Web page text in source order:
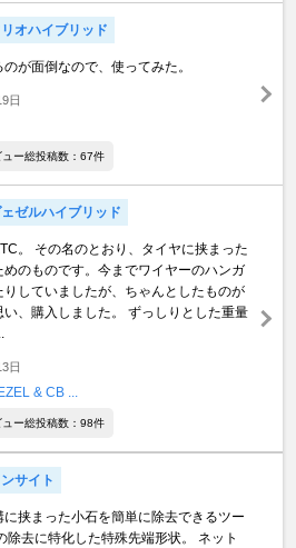
オハイブリッド
が面倒なので、使ってみた。
日
ュー総投稿数：67件
ゼルハイブリッド
。 その名のとおり、タイヤに挟まった
めのものです。今までワイヤーのハンガ
りしていましたが、ちゃんとしたものが
い、購入しました。 ずっしりとした重量
日
& CB ...
ュー総投稿数：98件
サイト
に挟まった小石を簡単に除去できるツー
除去に特化した特殊先端形状。 ネット